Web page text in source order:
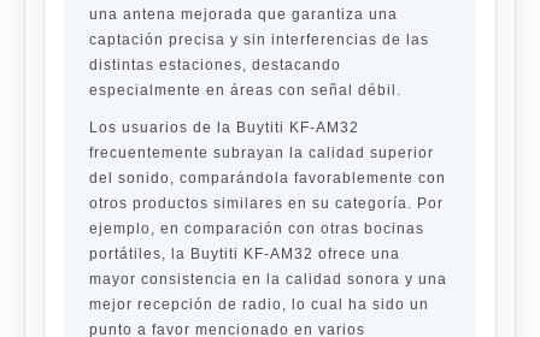
una antena mejorada que garantiza una
captación precisa y sin interferencias de las
distintas estaciones, destacando
especialmente en áreas con señal débil.
Los usuarios de la Buytiti KF-AM32
frecuentemente subrayan la calidad superior
del sonido, comparándola favorablemente con
otros productos similares en su categoría. Por
ejemplo, en comparación con otras bocinas
portátiles, la Buytiti KF-AM32 ofrece una
mayor consistencia en la calidad sonora y una
mejor recepción de radio, lo cual ha sido un
punto a favor mencionado en varios